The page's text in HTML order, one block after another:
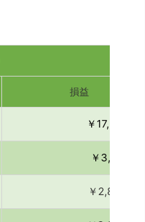
損益
￥17,279,599
￥3,055,142
￥2,845,347